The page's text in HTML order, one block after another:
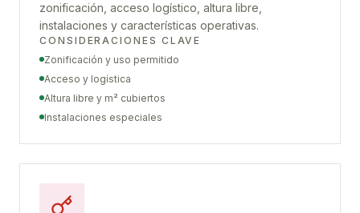
zonificación, acceso logístico, altura libre,
instalaciones y características operativas.
CONSIDERACIONES CLAVE
Zonificación y uso permitido
Acceso y logística
Altura libre y m² cubiertos
Instalaciones especiales